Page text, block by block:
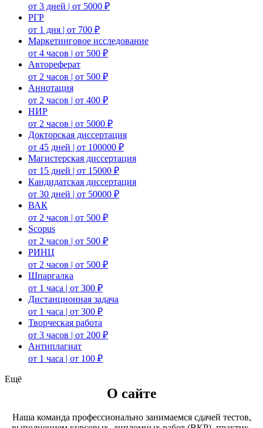
от 3 дней | от 5000 ₽
РГР
от 1 дня | от 700 ₽
Маркетинговое исследование
от 4 часов | от 500 ₽
Автореферат
от 2 часов | от 500 ₽
Аннотация
от 2 часов | от 400 ₽
НИР
от 2 часов | от 5000 ₽
Докторская диссертация
от 45 дней | от 100000 ₽
Магистерская диссертация
от 15 дней | от 15000 ₽
Кандидатская диссертация
от 30 дней | от 50000 ₽
ВАК
от 2 часов | от 500 ₽
Scopus
от 2 часов | от 500 ₽
РИНЦ
от 2 часов | от 500 ₽
Шпаргалка
от 1 часа | от 300 ₽
Дистанционная задача
от 1 часа | от 300 ₽
Творческая работа
от 3 часов | от 200 ₽
Антиплагиат
от 1 часа | от 100 ₽
Ещё
О сайте
Наша команда профессионально занимаемся сдачей тестов,